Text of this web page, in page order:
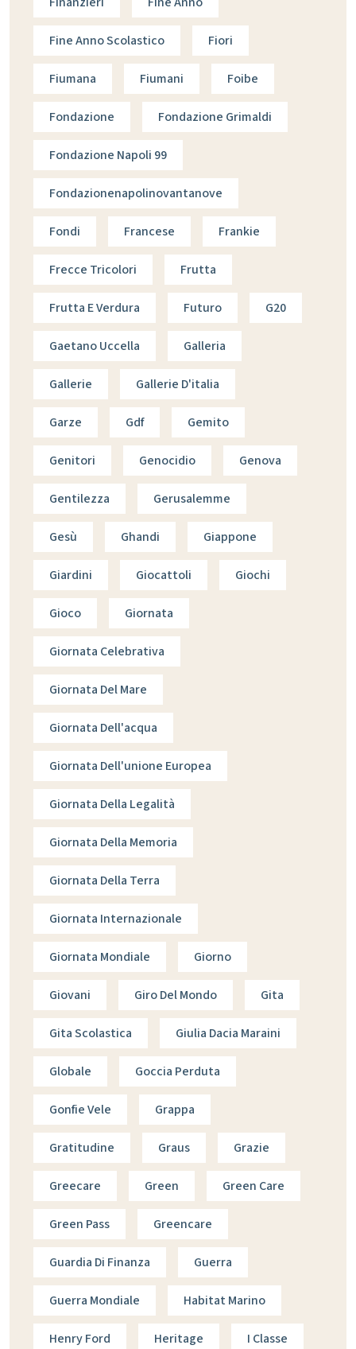
Fine Anno Scolastico Fiori
Fiumana Fiumani Foibe
Fondazione Fondazione Grimaldi
Fondazione Napoli 99
Fondazionenapolinovantanove
Fondi Francese Frankie
Frecce Tricolori Frutta
Frutta E Verdura Futuro G20
Gaetano Uccella Galleria
Gallerie Gallerie D'italia
Garze Gdf Gemito
Genitori Genocidio Genova
Gentilezza Gerusalemme
Gesù Ghandi Giappone
Giardini Giocattoli Giochi
Gioco Giornata
Giornata Celebrativa
Giornata Del Mare
Giornata Dell'acqua
Giornata Dell'unione Europea
Giornata Della Legalità
Giornata Della Memoria
Giornata Della Terra
Giornata Internazionale
Giornata Mondiale Giorno
Giovani Giro Del Mondo Gita
Gita Scolastica Giulia Dacia Maraini
Globale Goccia Perduta
Gonfie Vele Grappa
Gratitudine Graus Grazie
Greecare Green Green Care
Green Pass Greencare
Guardia Di Finanza Guerra
Guerra Mondiale Habitat Marino
Henry Ford Heritage I Classe